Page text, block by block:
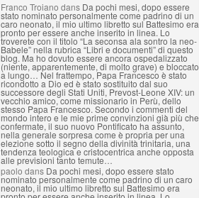
Franco Troiano dans Da pochi mesi, dopo essere
stato nominato personalmente come padrino di un
caro neonato, il mio ultimo libretto sul Battesimo era
pronto per essere anche inserito in linea. Lo
troverete con il titolo “La seconsa ala sontro la neo-
Babele” nella rubrica “Libri e documenti” di questo
blog. Ma ho dovuto essere ancora ospedalizzato
(niente, apparentemente, di molto grave) e bloccato
a lungo… Nel frattempo, Papa Francesco è stato
ricondotto a Dio ed è stato sostituito dal suo
successore degli Stati Uniti, Prevost-Leone XIV: un
vecchio amico, come missionario in Perù, dello
stesso Papa Francesco. Secondo i commenti del
mondo intero e le mie prime convinzioni già più che
confermate, il suo nuovo Pontificato ha assunto,
nella generale sorpresa come è propria per una
elezione sotto il segno della divinità trinitaria, una
tendenza teologica e cristocentrica anche opposta
alle previsioni tanto temute…
paolo dans Da pochi mesi, dopo essere stato
nominato personalmente come padrino di un caro
neonato, il mio ultimo libretto sul Battesimo era